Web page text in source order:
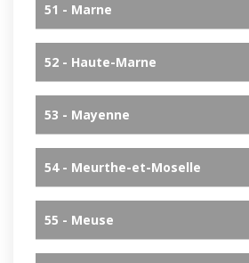
51 - Marne
52 - Haute-Marne
53 - Mayenne
54 - Meurthe-et-Moselle
55 - Meuse